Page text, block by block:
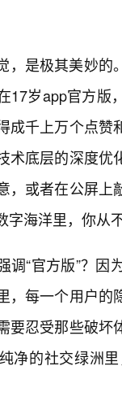
，是极其美妙的
17岁app官方版
成千上万个点
术底层的深度
，或者在公屏
字海洋里，你从
调“官方版”？
，每一个用户
要忍受那些破
净的社交绿洲